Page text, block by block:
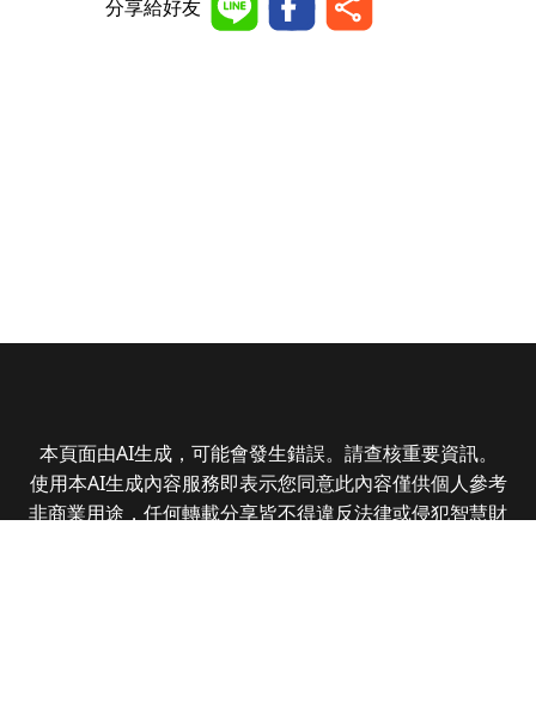
分享給好友
本頁面由AI生成，可能會發生錯誤。請查核重要資訊。
使用本AI生成內容服務即表示您同意此內容僅供個人參考
非商業用途，任何轉載分享皆不得違反法律或侵犯智慧財